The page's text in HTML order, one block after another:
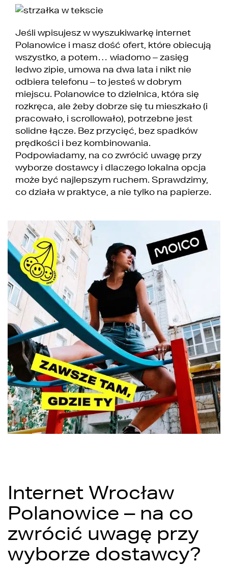
Jeśli wpisujesz w wyszukiwarkę internet
Polanowice i masz dość ofert, które obiecują
wszystko, a potem… wiadomo – zasięg
ledwo zipie, umowa na dwa lata i nikt nie
odbiera telefonu – to jesteś w dobrym
miejscu. Polanowice to dzielnica, która się
rozkręca, ale żeby dobrze się tu mieszkało (i
pracowało, i scrollowało), potrzebne jest
solidne łącze. Bez przycięć, bez spadków
prędkości i bez kombinowania.
Podpowiadamy, na co zwrócić uwagę przy
wyborze dostawcy i dlaczego lokalna opcja
może być najlepszym ruchem. Sprawdzimy,
co działa w praktyce, a nie tylko na papierze.
Internet Wrocław
Polanowice – na co
zwrócić uwagę przy
wyborze dostawcy?